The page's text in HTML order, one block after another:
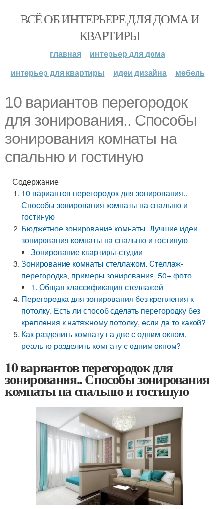
ВСЁ ОБ ИНТЕРЬЕРЕ ДЛЯ ДОМА И
КВАРТИРЫ
главная
интерьер для дома
интерьер для квартиры
идеи дизайна мебель
10 вариантов перегородок
для зонирования.. Способы
зонирования комнаты на
спальню и гостиную
Содержание
10 вариантов перегородок для зонирования..
Способы зонирования комнаты на спальню и
гостиную
Бюджетное зонирование комнаты. Лучшие идеи
зонирования комнаты на спальню и гостиную
Зонирование квартиры-студии
Зонирование комнаты стеллажом. Стеллаж-
перегородка, примеры зонирования, 50+ фото
1. Общая классификация стеллажей
Перегородка для зонирования без крепления к
потолку. Есть ли способ сделать перегородку без
крепления к натяжному потолку, если да то какой?
Как разделить комнату на две с одним окном.
реально разделить комнату с одним окном?
10 вариантов перегородок для
зонирования.. Способы зонирования
комнаты на спальню и гостиную